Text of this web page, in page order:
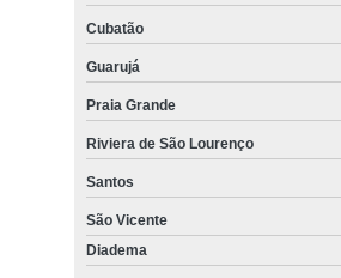
Cubatão
Guarujá
Praia Grande
Riviera de São Lourenço
Santos
São Vicente
Diadema